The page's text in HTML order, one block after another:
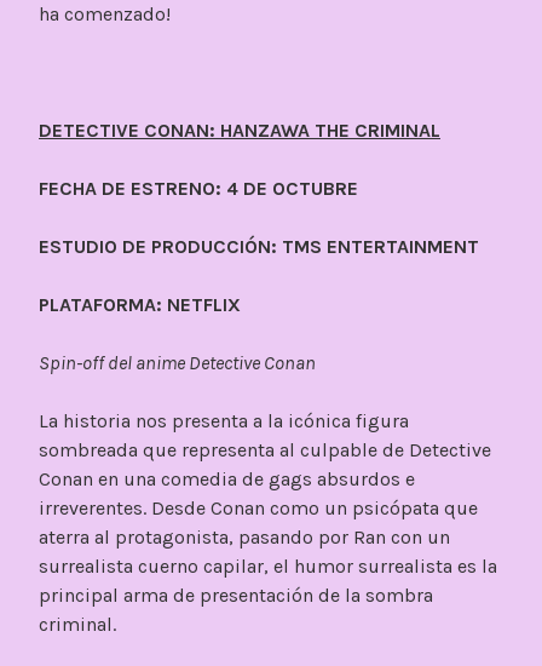
ha comenzado!
DETECTIVE CONAN: HANZAWA THE CRIMINAL
FECHA DE ESTRENO: 4 DE OCTUBRE
ESTUDIO DE PRODUCCIÓN: TMS ENTERTAINMENT
PLATAFORMA: NETFLIX
Spin-off del anime Detective Conan
La historia nos presenta a la icónica figura
sombreada que representa al culpable de Detective
Conan en una comedia de gags absurdos e
irreverentes. Desde Conan como un psicópata que
aterra al protagonista, pasando por Ran con un
surrealista cuerno capilar, el humor surrealista es la
principal arma de presentación de la sombra
criminal.